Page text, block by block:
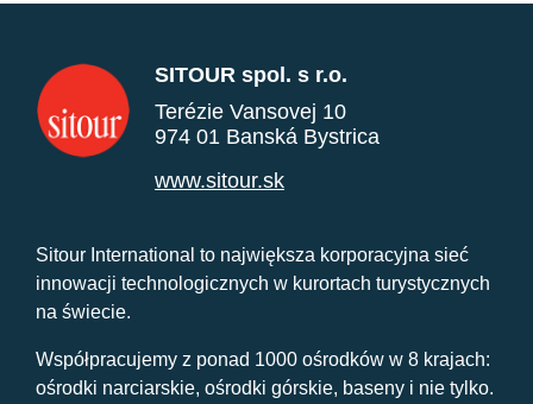
SITOUR spol. s r.o.
Terézie Vansovej 10
974 01 Banská Bystrica
www.sitour.sk
Sitour International to największa korporacyjna sieć
innowacji technologicznych w kurortach turystycznych
na świecie.
Współpracujemy z ponad 1000 ośrodków w 8 krajach:
ośrodki narciarskie, ośrodki górskie, baseny i nie tylko.